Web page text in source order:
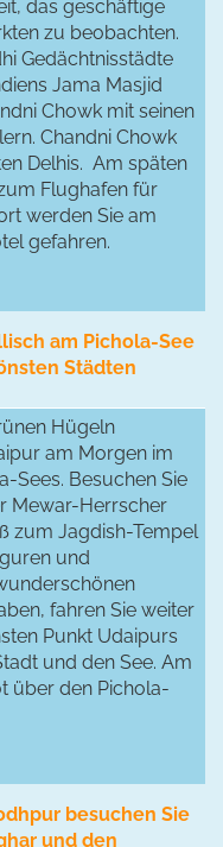
das geschäftige
zu beobachten.
Gedächtnisstädte
Jama Masjid
Chowk mit seinen
Chandni Chowk
Delhis. Am späten
Flughafen für
werden Sie am
gefahren.
am Pichola-See
Städten
Hügeln
am Morgen im
Sees. Besuchen Sie
Mewar-Herrscher
zum Jagdish-Tempel
und
fahren Sie weiter
Punkt Udaipurs
und den See. Am
über den Pichola-
besuchen Sie
und den